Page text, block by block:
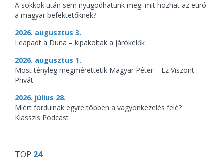
A sokkok után sem nyugodhatunk meg: mit hozhat az euró
a magyar befektetőknek?
2026. augusztus 3.
Leapadt a Duna – kipakoltak a járókelők
2026. augusztus 1.
Most tényleg megmérettetik Magyar Péter – Ez Viszont
Privát
2026. július 28.
Miért fordulnak egyre többen a vagyonkezelés felé?
Klasszis Podcast
TOP 24